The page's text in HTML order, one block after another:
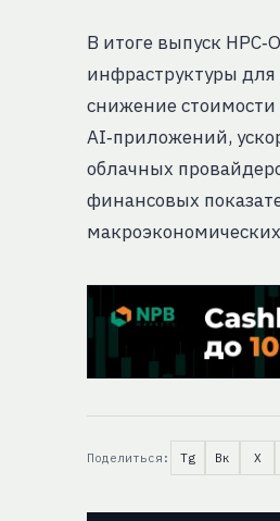
В итоге выпуск
инфраструктуры
снижение
AI‑приложений,
облачных
финансовых
Поделиться: Tg Вк X